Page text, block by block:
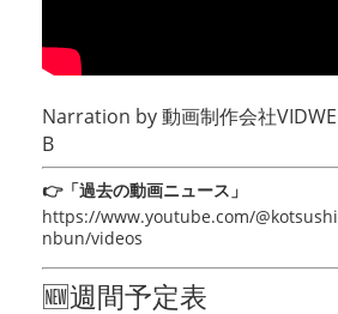
Narration by動画制作会社VIDWE
B
👉「過去の動画ニュース」
https://www.youtube.com/@kotsushi
nbun/videos
🆕週間予定表